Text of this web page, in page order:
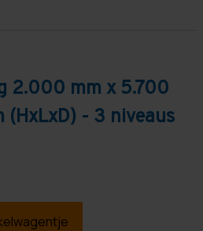
2.000 mm x 5.700
(HxLxD) - 3 niveaus